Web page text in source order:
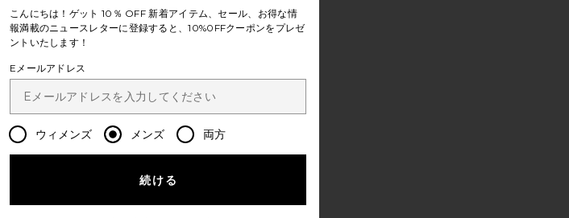
こんにちは！ゲット 10％ OFF 新着アイテム、セール、お得な情
報満載のニュースレターに登録すると、10%0FFクーポンをプレゼ
ントいたします！
Eメールアドレス
ウィメンズ メンズ 両方
続ける